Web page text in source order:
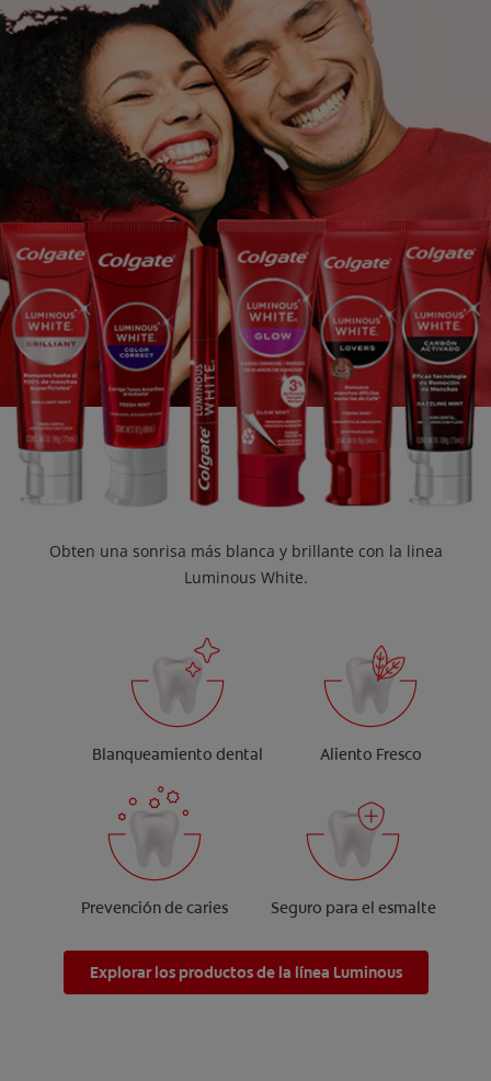
CHEQUEO DE SALUD BUCAL
SELECCIÓN DE PRODUCTOS
PARA PROFESIONALES
CO (ES)
SUSCRÍBETE
Obten una sonrisa más blanca y brillante con la linea
Luminous White.
Blanqueamiento dental Aliento Fresco
Prevención de caries Seguro para el esmalte
Explorar los productos de la línea Luminous